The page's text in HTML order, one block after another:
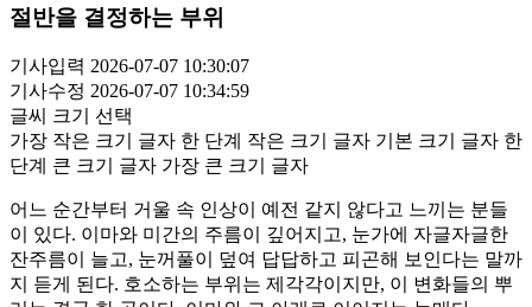
절반을 결정하는 부위
기사입력 2026-07-07 10:30:07
기사수정 2026-07-07 10:34:59
글씨 크기 선택
가장 작은 크기 글자 한 단계 작은 크기 글자 기본 크기 글자 한
단계 큰 크기 글자 가장 큰 크기 글자
어느 순간부터 거울 속 인상이 예전 같지 않다고 느끼는 분들
이 있다. 이마와 미간의 주름이 깊어지고, 눈가에 자글자글한
잔주름이 늘고, 눈꺼풀이 덮여 답답하고 피곤해 보인다는 말까
지 듣게 된다. 호소하는 부위는 제각각이지만, 이 변화들의 뿌